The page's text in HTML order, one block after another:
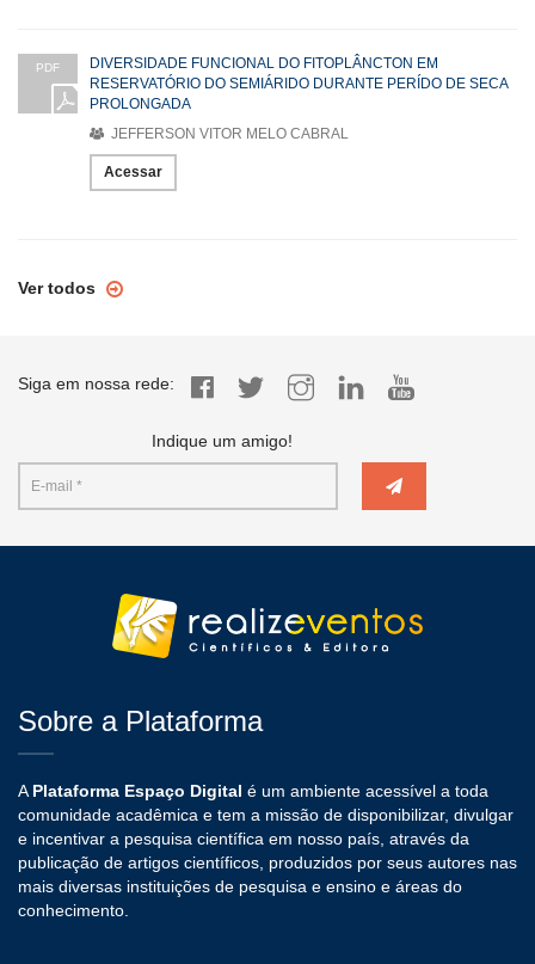
PDF
DIVERSIDADE FUNCIONAL DO FITOPLÂNCTON EM
RESERVATÓRIO DO SEMIÁRIDO DURANTE PERÍDO DE SECA
PROLONGADA
JEFFERSON VITOR MELO CABRAL
Acessar
Ver todos
Siga em nossa rede:
Indique um amigo!
Sobre a Plataforma
A Plataforma Espaço Digital é um ambiente acessível a toda
comunidade acadêmica e tem a missão de disponibilizar, divulgar
e incentivar a pesquisa científica em nosso país, através da
publicação de artigos científicos, produzidos por seus autores nas
mais diversas instituições de pesquisa e ensino e áreas do
conhecimento.